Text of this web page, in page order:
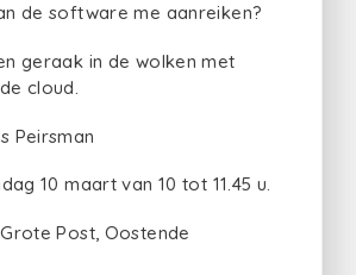
de software me aanreiken?
geraak in de wolken met
cloud.
Peirsman
10 maart van 10 tot 11.45 u.
Post, Oostende